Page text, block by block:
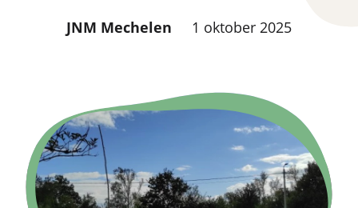
JNM Mechelen 1 oktober 2025